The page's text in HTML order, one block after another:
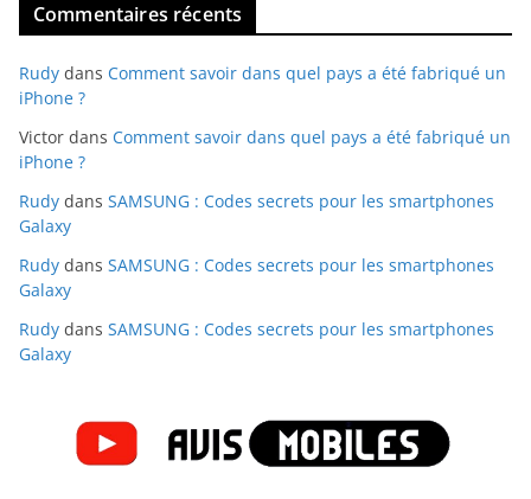
Commentaires récents
Rudy dans Comment savoir dans quel pays a été fabriqué un
iPhone ?
Victor dans Comment savoir dans quel pays a été fabriqué un
iPhone ?
Rudy dans SAMSUNG : Codes secrets pour les smartphones
Galaxy
Rudy dans SAMSUNG : Codes secrets pour les smartphones
Galaxy
Rudy dans SAMSUNG : Codes secrets pour les smartphones
Galaxy